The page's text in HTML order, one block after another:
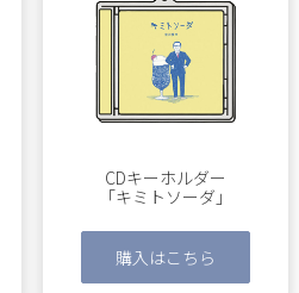
CDキーホルダー
「キミトソーダ」
購入はこちら